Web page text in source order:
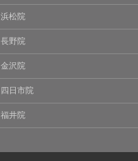
浜松院
長野院
金沢院
四日市院
福井院